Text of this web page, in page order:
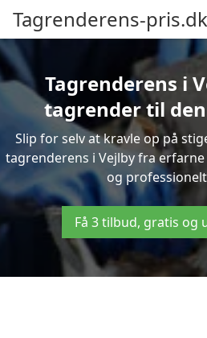
Tagrenderens-pris.dk
Tagrenderens i
tagrender til
Slip for selv at kravle op på
tagrenderens i Vejlby fra
og
Få 3 tilbud, gratis og